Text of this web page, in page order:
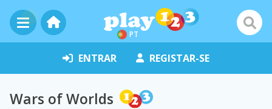
PT
ENTRAR REGISTAR-SE
Wars of Worlds